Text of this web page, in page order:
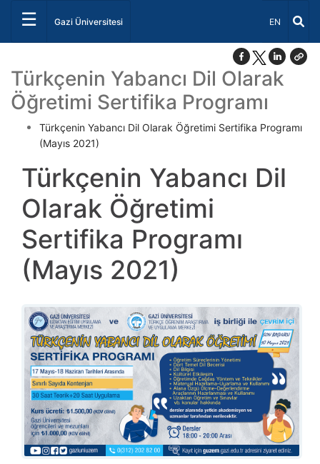
☰ Gazi Üniversitesi Dil Seçiniz
EN
Türkçenin Yabancı Dil Olarak
Öğretimi Sertifika Programı
Türkçenin Yabancı Dil Olarak Öğretimi Sertifika Programı
(Mayıs 2021)
Türkçenin Yabancı Dil
Olarak Öğretimi
Sertifika Programı
(Mayıs 2021)